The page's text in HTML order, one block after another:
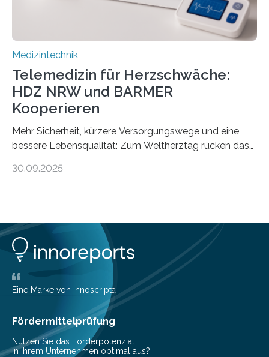
Medizintechnik
Telemedizin für Herzschwäche:
HDZ NRW und BARMER
Kooperieren
Mehr Sicherheit, kürzere Versorgungswege und eine
bessere Lebensqualität: Zum Weltherztag rücken das
Oeynhausen, und die BARMER die Bedürfnisse von
Rund vier Millionen Menschen in Deutschland leiden an
behandlungsbedürftiger Herzschwäche
(Herzinsuffizienz). Als chronische und fortschreitende
Herzerkrankung ist diese mit einer zunehmenden
Beeinträchtigung der Lebensqualität und besonders in
höherem Lebensalter mit vielen
Krankenhausaufenthalten verbunden. „Mit Hilfe digitaler
Technologien…
30.09.2025
Eine Marke von innoscripta
Fördermittelprüfung
Nutzen Sie das Förderpotenzial
in Ihrem Unternehmen optimal aus?